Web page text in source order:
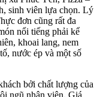
sinh viên lựa chọn. Lý
đơn cũng rất đa
nổi tiếng phải kể
khoai lang, nem
nước ép và một số
bởi chất lượng của
ngũ nhân viên. Giá